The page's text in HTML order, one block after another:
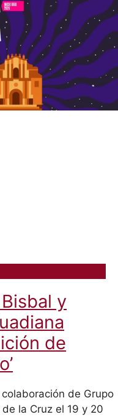
y
de
de Grupo
la Cruz el 19 y 20